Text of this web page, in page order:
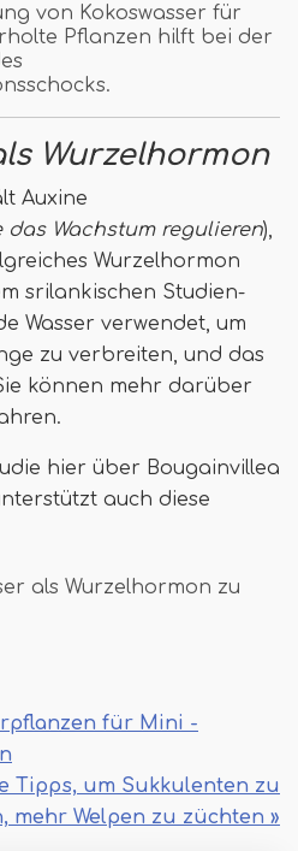
von Kokoswasser für
Pflanzen hilft bei der
Wurzelhormon
Auxine
das Wachstum regulieren),
Wurzelhormon
srilankischen Studien-
Wasser verwendet, um
zu verbreiten, und das
können mehr darüber
hier über Bougainvillea
auch diese
als Wurzelhormon zu
für Mini -
Tipps, um Sukkulenten zu
mehr Welpen zu züchten »